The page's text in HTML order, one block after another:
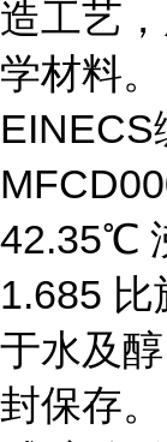
造工艺
学材料
EINECS
42.35℃
1.685
于水及
封保存